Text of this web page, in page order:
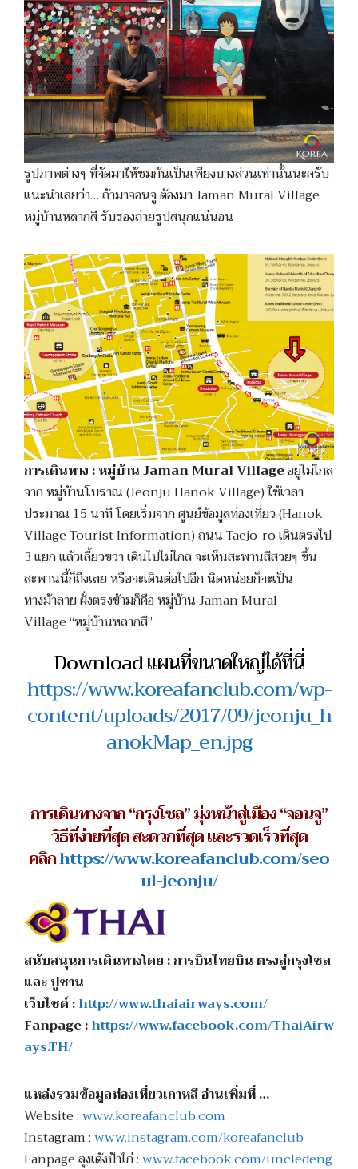
รูปภาพต่างๆ ที่จัดมาให้ชมกันเป็นเพียงบางส่วนเท่านั้นนะครับ
แนะนำเลยว่า… ถ้ามาจอนจู ต้องมา Jaman Mural Village
หมู่บ้านหลากสี รับรองถ่ายรูปสนุกแน่นอน
การเดินทาง : หมู่บ้าน Jaman Mural Villageอยู่ไม่ไกล
จาก หมู่บ้านโบราณ (Jeonju Hanok Village) ใช้เวลา
ประมาณ 15 นาที โดยเริ่มจาก ศูนย์ข้อมูลท่องเที่ยว (Hanok
Village Tourist Information) ถนน Taejo-ro เดินตรงไป
3 แยก แล้วเลี้ยวขวา เดินไปไม่ไกล จะเห็นสะพานสีสวยๆ ขึ้น
สะพานนี้ก็ถึงเลย หรือจะเดินต่อไปอีก นิดหน่อยก็จะเป็น
ทางม้าลาย ฝั่งตรงข้ามก็คือ หมู่บ้าน Jaman Mural
Village “หมู่บ้านหลากสี”
Download แผนที่ขนาดใหญ่ได้ที่นี่
https://www.koreafanclub.com/wp-
content/uploads/2017/09/jeonju_h
anokMap_en.jpg
การเดินทางจาก “กรุงโซล” มุ่งหน้าสู่เมือง “จอนจู”
วิธีที่ง่ายที่สุด สะดวกที่สุด และรวดเร็วที่สุด
คลิกhttps://www.koreafanclub.com/seo
ul-jeonju/
สนับสนุนการเดินทางโดย : การบินไทยบิน ตรงสู่กรุงโซล
และ ปูซาน
เว็บไซต์ :http://www.thaiairways.com/
Fanpage :https://www.facebook.com/ThaiAirw
ays.TH/
แหล่งรวมข้อมูลท่องเที่ยวเกาหลี อ่านเพิ่มที่ …
Website :www.koreafanclub.com
Instagram :www.instagram.com/koreafanclub
Fanpage ลุงเด้งป้าไก่ :www.facebook.com/uncledeng